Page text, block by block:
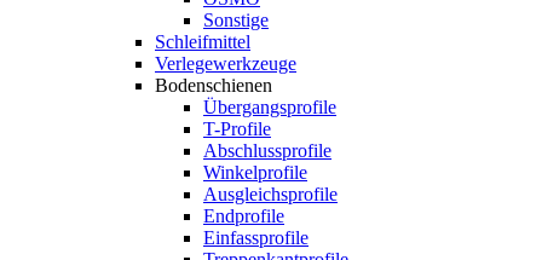
Sonstige
Schleifmittel
Verlegewerkzeuge
Bodenschienen
Übergangsprofile
T-Profile
Abschlussprofile
Winkelprofile
Ausgleichsprofile
Endprofile
Einfassprofile